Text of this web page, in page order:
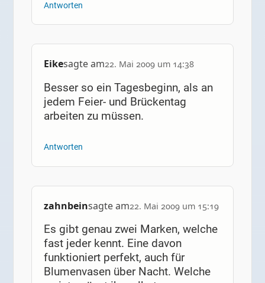
Antworten
Eikesagte am22. Mai 2009 um 14:38
Besser so ein Tagesbeginn, als an
jedem Feier- und Brückentag
arbeiten zu müssen.
Antworten
zahnbeinsagte am22. Mai 2009 um 15:19
Es gibt genau zwei Marken, welche
fast jeder kennt. Eine davon
funktioniert perfekt, auch für
Blumenvasen über Nacht. Welche